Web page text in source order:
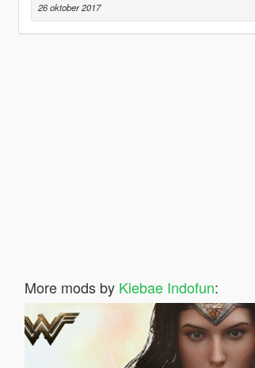
26 oktober 2017
More mods by Kiebae Indofun: